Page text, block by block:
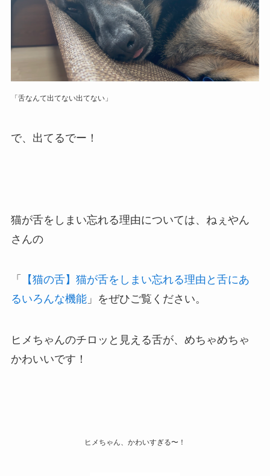
「舌なんて出てない出てない」
で、出てるでー！
猫が舌をしまい忘れる理由については、ねぇやん
さんの
「
【猫の舌】猫が舌をしまい忘れる理由と舌にあ
るいろんな機能」をぜひご覧ください。
ヒメちゃんのチロッと見える舌が、めちゃめちゃ
かわいいです！
ヒメちゃん、かわいすぎる〜！